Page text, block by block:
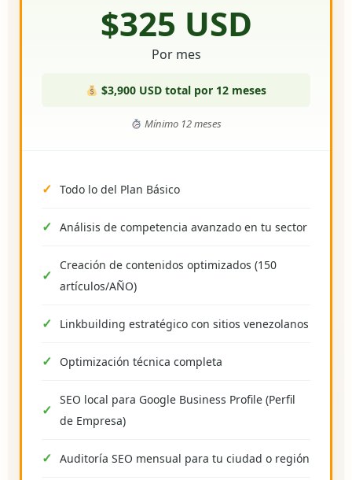
$325 USD
Por mes
$3,900 USD total por 12 meses
Mínimo 12 meses
Todo lo del Plan Básico
Análisis de competencia avanzado en tu sector
Creación de contenidos optimizados (150
artículos/AÑO)
Linkbuilding estratégico con sitios venezolanos
Optimización técnica completa
SEO local para Google Business Profile (Perfil
de Empresa)
Auditoría SEO mensual para tu ciudad o región